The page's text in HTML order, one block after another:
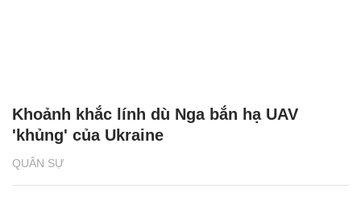
QUÂN SỰ
Khoảnh khắc lính dù Nga bắn hạ UAV
'khủng' của Ukraine